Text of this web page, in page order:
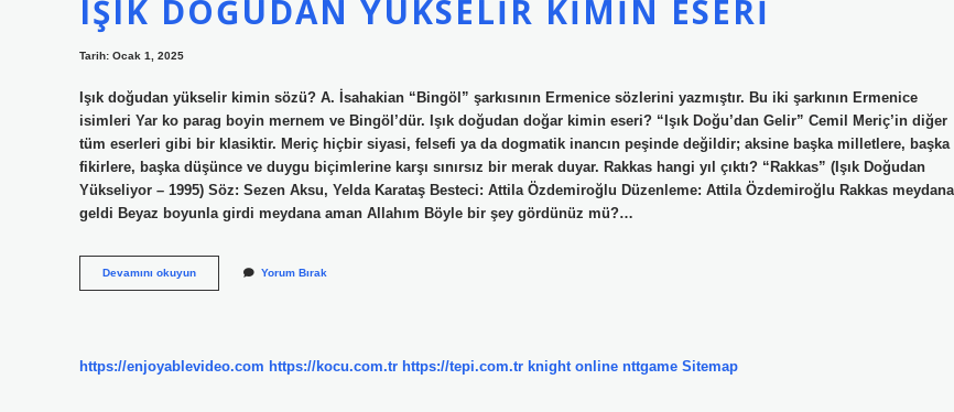
IŞIK DOĞUDAN YÜKSELIR KIMIN ESERI
Tarih: Ocak 1, 2025
Işık doğudan yükselir kimin sözü? A. İsahakian “Bingöl” şarkısının Ermenice sözlerini yazmıştır. Bu iki şarkının Ermenice
isimleri Yar ko parag boyin mernem ve Bingöl’dür. Işık doğudan doğar kimin eseri? “Işık Doğu’dan Gelir” Cemil Meriç’in diğer
tüm eserleri gibi bir klasiktir. Meriç hiçbir siyasi, felsefi ya da dogmatik inancın peşinde değildir; aksine başka milletlere, başka
fikirlere, başka düşünce ve duygu biçimlerine karşı sınırsız bir merak duyar. Rakkas hangi yıl çıktı? “Rakkas” (Işık Doğudan
Yükseliyor – 1995) Söz: Sezen Aksu, Yelda Karataş Besteci: Attila Özdemiroğlu Düzenleme: Attila Özdemiroğlu Rakkas meydana
geldi Beyaz boyunla girdi meydana aman Allahım Böyle bir şey gördünüz mü?…
Devamını okuyunIşık
Doğudan
Yorum Bırak
https://enjoyablevideo.com https://kocu.com.tr https://tepi.com.tr knight online nttgame Sitemap